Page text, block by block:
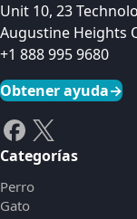
Unit 10, 23
Augustine Heights
+1 888 995 9680
Obtener ayuda→
Categorías
Perro
Gato